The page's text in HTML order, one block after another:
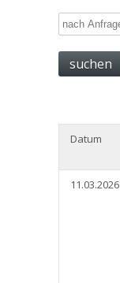
Datum
11.03.2026